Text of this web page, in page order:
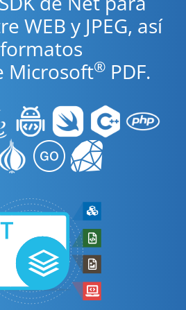
WEB y JPEG, así
Microsoft® PDF.